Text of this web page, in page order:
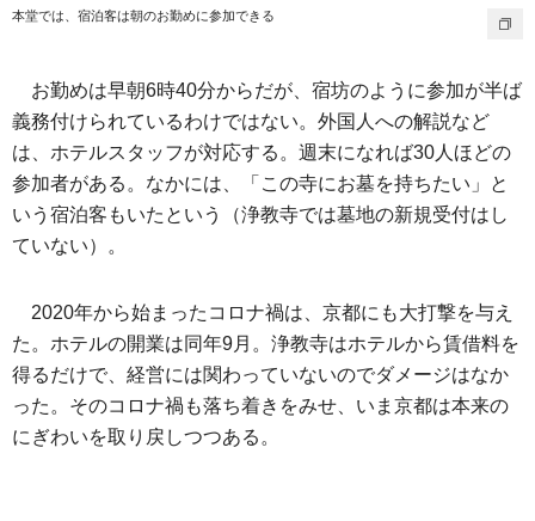
本堂では、宿泊客は朝のお勤めに参加できる
お勤めは早朝6時40分からだが、宿坊のように参加が半ば
義務付けられているわけではない。外国人への解説など
は、ホテルスタッフが対応する。週末になれば30人ほどの
参加者がある。なかには、「この寺にお墓を持ちたい」と
いう宿泊客もいたという（浄教寺では墓地の新規受付はし
ていない）。
2020年から始まったコロナ禍は、京都にも大打撃を与え
た。ホテルの開業は同年9月。浄教寺はホテルから賃借料を
得るだけで、経営には関わっていないのでダメージはなか
った。そのコロナ禍も落ち着きをみせ、いま京都は本来の
にぎわいを取り戻しつつある。